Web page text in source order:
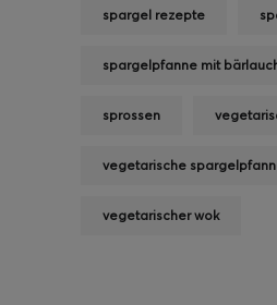
spargel rezepte
spargelpfanne mit
sprossen
vegetarische
vegetarischer wok